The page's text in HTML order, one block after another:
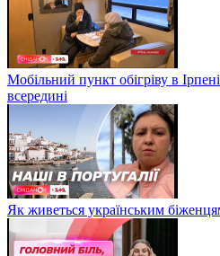
Мобільний пункт обігріву в
всередині
Як живеться українським